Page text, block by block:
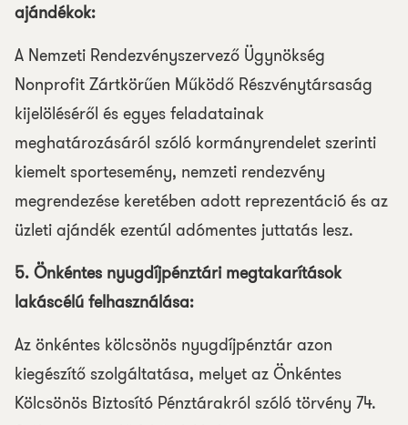
ajándékok:
A Nemzeti Rendezvényszervező Ügynökség
Nonprofit Zártkörűen Működő Részvénytársaság
kijelöléséről és egyes feladatainak
meghatározásáról szóló kormányrendelet szerinti
kiemelt sportesemény, nemzeti rendezvény
megrendezése keretében adott reprezentáció és az
üzleti ajándék ezentúl adómentes juttatás lesz.
5. Önkéntes nyugdíjpénztári megtakarítások
lakáscélú felhasználása:
Az önkéntes kölcsönös nyugdíjpénztár azon
kiegészítő szolgáltatása, melyet az Önkéntes
Kölcsönös Biztosító Pénztárakról szóló törvény 74.